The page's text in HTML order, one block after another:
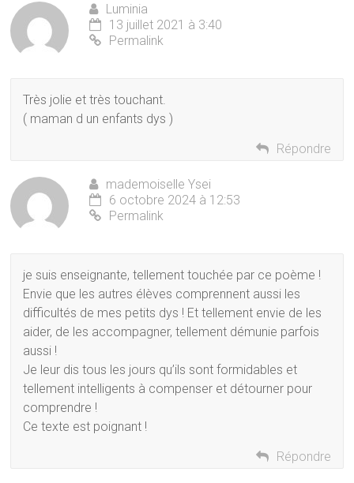
Luminia
13 juillet 2021 à 3:40
Permalink
Très jolie et très touchant.
( maman d un enfants dys )
Répondre
mademoiselle Ysei
6 octobre 2024 à 12:53
Permalink
je suis enseignante, tellement touchée par ce poème !
Envie que les autres élèves comprennent aussi les
difficultés de mes petits dys ! Et tellement envie de les
aider, de les accompagner, tellement démunie parfois
aussi !
Je leur dis tous les jours qu’ils sont formidables et
tellement intelligents à compenser et détourner pour
comprendre !
Ce texte est poignant !
Répondre